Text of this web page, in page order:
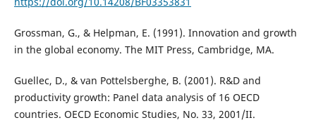
Grossman, G., & Helpman, E. (1991). Innovation and growth
in the global economy. The MIT Press, Cambridge, MA.
Guellec, D., & van Pottelsberghe, B. (2001). R&D and
productivity growth: Panel data analysis of 16 OECD
countries. OECD Economic Studies, No. 33, 2001/II.